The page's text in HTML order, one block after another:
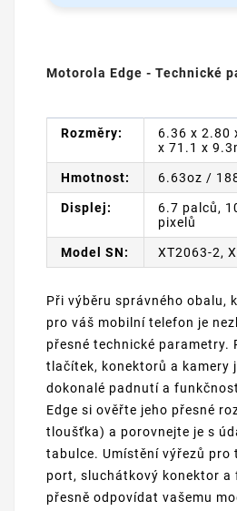
Motorola Edge - Technické
Rozměry:
6.36 x 2.80
x 71.1 x
Hmotnost: 6.63oz /
Displej:
6.7 palců,
pixelů
Model SN: XT2063-2,
Při výběru správného obalu,
pro váš mobilní telefon je
přesné technické parametry.
tlačítek, konektorů a kamery
dokonalé padnutí a
Edge si ověřte jeho přesné
tloušťka) a porovnejte je s
tabulce. Umístění výřezů
port, sluchátkový konektor
přesně odpovídat vašemu